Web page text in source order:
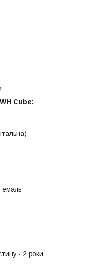
Cube:
емаль
- 2 роки